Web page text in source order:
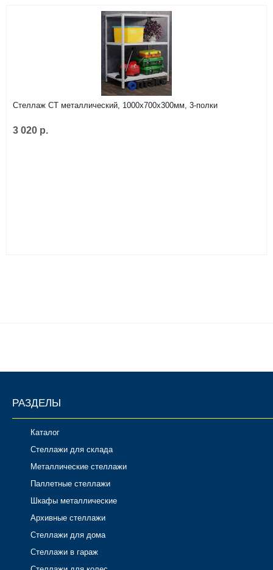
Стеллаж СТ металлический, 1000х700х300мм, 3-полки
3 020 р.
РАЗДЕЛЫ
Каталог
Стеллажи для склада
Металлические стеллажи
Паллетные стеллажи
Шкафы металлические
Архивные стеллажи
Стеллажи для дома
Стеллажи в гараж